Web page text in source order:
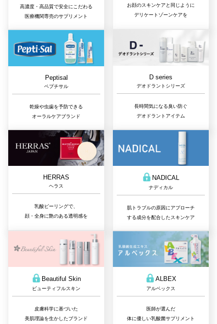
高濃度・高品質で安全にこだわる
医療機関専売のサプリメント
お顔のスキンケアと同じように
デリケートゾーンケアを
Peptisal
ペプチサル
乾燥や虫歯を予防できる
オーラルケアブランド
D series
デオドラントシリーズ
長時間気になる臭い防ぐ
デオドラントアイテム
HERRAS
ヘラス
乳酸ピーリングで、
顔・全身に艶のある透明感を
NADICAL
ナディカル
肌トラブルの原因にアプローチ
する成分を配合したスキンケア
Beautiful Skin
ビューティフルスキン
皮膚科学に基づいた
美肌理論を生かしたブランド
ALBEX
アルベックス
医師が選んだ
体に優しい乳酸菌サプリメント